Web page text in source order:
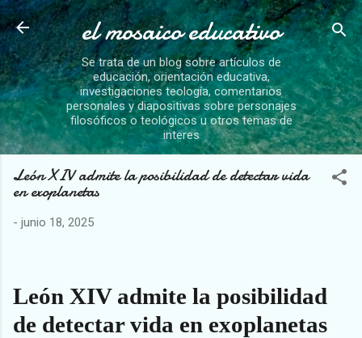
Ir al contenido principal
el mosaico educativo
Se trata de un blog sobre artículos de
educación, orientación educativa,
investigaciones teología, comentarios
personales y diapositivas sobre personajes
filosóficos o teológicos u otros temas de
interes
León XIV admite la posibilidad de detectar vida
en exoplanetas
- junio 18, 2025
León XIV admite la posibilidad
de detectar vida en exoplanetas